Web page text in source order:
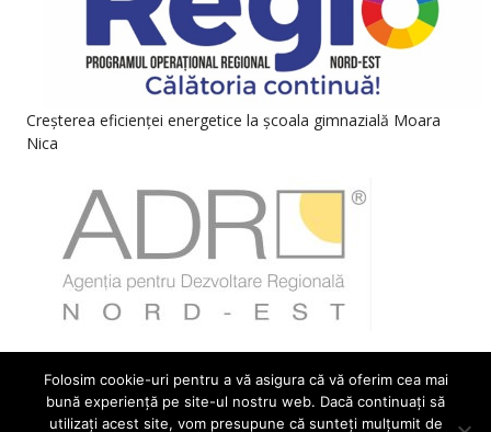
Creșterea eficienței energetice la școala gimnazială Moara
Nica
Folosim cookie-uri pentru a vă asigura că vă oferim cea mai
bună experiență pe site-ul nostru web. Dacă continuați să
utilizați acest site, vom presupune că sunteți mulțumit de